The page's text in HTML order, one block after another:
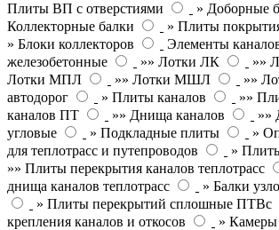
Плиты ВП с отверстиями
» Доборные
Коллекторные балки
» Плиты
» Блоки коллекторов
Элементы
железобетонные
»» Лотки ЛК »»
Лотки МПЛ
»» Лотки МШЛ
»»
автодорог
» Плиты каналов
»»
каналов ПТ
»» Днища каналов
»»
угловые
» Подкладные плиты
»
для теплотрасс и путепроводов
»
»» Плиты перекрытия каналов теплотрасс
днища каналов теплотрасс
» Балки
» Плиты перекрытий сплошные ПТВс
крепления каналов и откосов
» Камеры